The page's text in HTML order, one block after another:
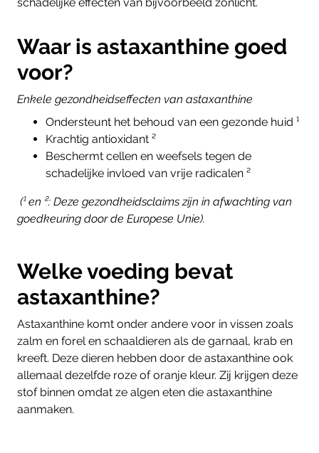
Waar is astaxanthine goed
voor?
Enkele gezondheidseffecten van astaxanthine
Ondersteunt het behoud van een gezonde huid ¹
Krachtig antioxidant ²
Beschermt cellen en weefsels tegen de
schadelijke invloed van vrije radicalen ²
(¹ en ²: Deze gezondheidsclaims zijn in afwachting van
goedkeuring door de Europese Unie).
Welke voeding bevat
astaxanthine?
Astaxanthine komt onder andere voor in vissen zoals
zalm en forel en schaaldieren als de garnaal, krab en
kreeft. Deze dieren hebben door de astaxanthine ook
allemaal dezelfde roze of oranje kleur. Zij krijgen deze
stof binnen omdat ze algen eten die astaxanthine
aanmaken.